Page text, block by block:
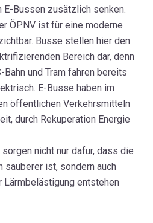
Bussen zusätzlich senken.
ÖPNV ist für eine moderne
Busse stellen hier den
Bereich dar, denn
Bahn und Tram fahren bereits
E-Busse haben im
öffentlichen Verkehrsmitteln
durch Rekuperation Energie
nicht nur dafür, dass die
sauberer ist, sondern auch
Lärmbelästigung entstehen